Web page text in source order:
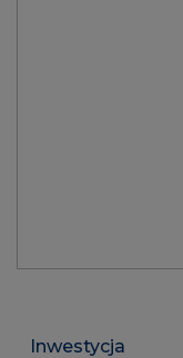
Inwestycja